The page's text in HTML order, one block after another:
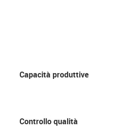
Capacità produttive
Controllo qualità